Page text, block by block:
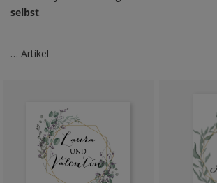
selbst.
… Artikel